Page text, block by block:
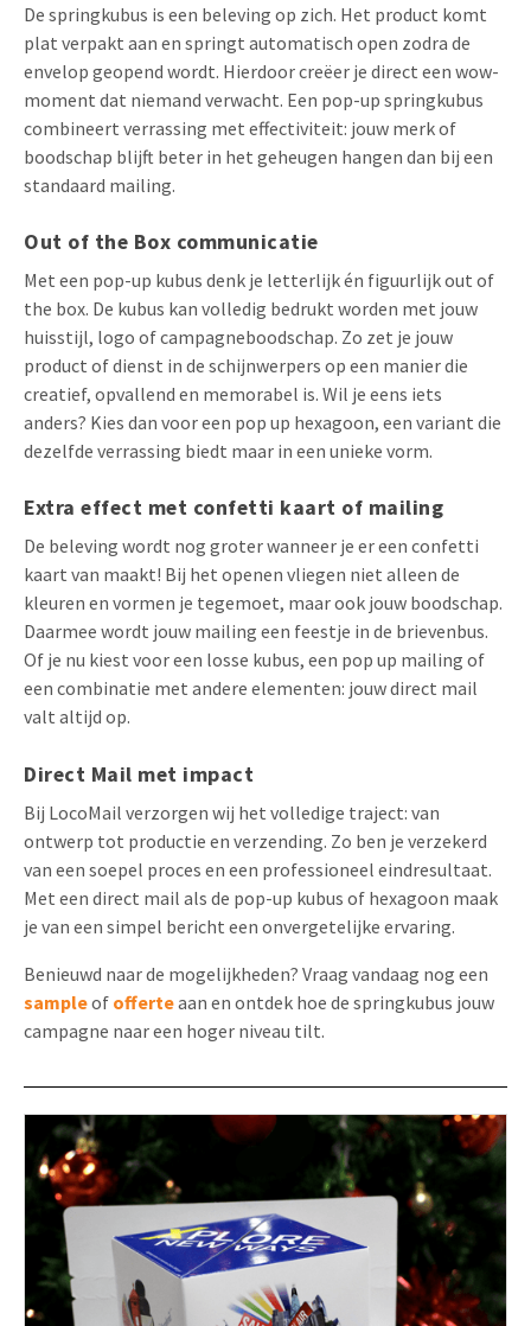
De springkubus is een beleving op zich. Het product komt
plat verpakt aan en springt automatisch open zodra de
envelop geopend wordt. Hierdoor creëer je direct een wow-
moment dat niemand verwacht. Een pop-up springkubus
combineert verrassing met effectiviteit: jouw merk of
boodschap blijft beter in het geheugen hangen dan bij een
standaard mailing.
Out of the Box communicatie
Met een pop-up kubus denk je letterlijk én figuurlijk out of
the box. De kubus kan volledig bedrukt worden met jouw
huisstijl, logo of campagneboodschap. Zo zet je jouw
product of dienst in de schijnwerpers op een manier die
creatief, opvallend en memorabel is. Wil je eens iets
anders? Kies dan voor een pop up hexagoon, een variant die
dezelfde verrassing biedt maar in een unieke vorm.
Extra effect met confetti kaart of mailing
De beleving wordt nog groter wanneer je er een confetti
kaart van maakt! Bij het openen vliegen niet alleen de
kleuren en vormen je tegemoet, maar ook jouw boodschap.
Daarmee wordt jouw mailing een feestje in de brievenbus.
Of je nu kiest voor een losse kubus, een pop up mailing of
een combinatie met andere elementen: jouw direct mail
valt altijd op.
Direct Mail met impact
Bij LocoMail verzorgen wij het volledige traject: van
ontwerp tot productie en verzending. Zo ben je verzekerd
van een soepel proces en een professioneel eindresultaat.
Met een direct mail als de pop-up kubus of hexagoon maak
je van een simpel bericht een onvergetelijke ervaring.
Benieuwd naar de mogelijkheden? Vraag vandaag nog een
sampleof offerteaan en ontdek hoe de springkubus jouw
campagne naar een hoger niveau tilt.